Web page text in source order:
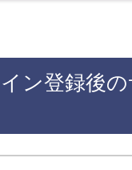
ン登録後